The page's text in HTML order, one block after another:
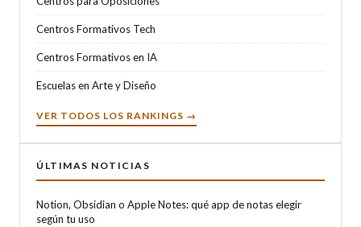
Centros Formativos Tech
Centros Formativos en IA
Escuelas en Arte y Diseño
VER TODOS LOS RANKINGS →
ÚLTIMAS NOTICIAS
Notion, Obsidian o Apple Notes: qué app de notas elegir
según tu uso